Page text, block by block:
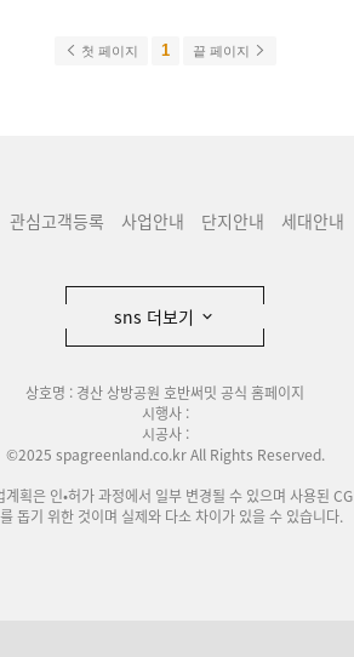
첫 페이지 1 끝 페이지
관심고객등록 사업안내 단지안내 세대안내
sns 더보기
상호명 : 경산 상방공원 호반써밋 공식 홈페이지
시행사 :
시공사 :
©2025 spagreenland.co.kr All Rights Reserved.
획은 인•허가 과정에서 일부 변경될 수 있으며 사용된
돕기 위한 것이며 실제와 다소 차이가 있을 수 있습니다.